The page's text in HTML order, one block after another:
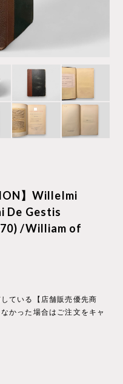
】Willelmi
De Gestis
/William of
ている【店舗販売優先商
かった場合はご注文をキャ